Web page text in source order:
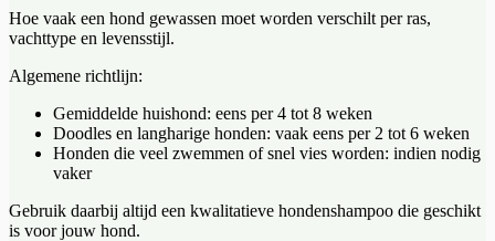
Hoe vaak een hond gewassen moet worden verschilt per ras,
vachttype en levensstijl.
Algemene richtlijn:
Gemiddelde huishond: eens per 4 tot 8 weken
Doodles en langharige honden: vaak eens per 2 tot 6 weken
Honden die veel zwemmen of snel vies worden: indien nodig
vaker
Gebruik daarbij altijd een kwalitatieve hondenshampoo die geschikt
is voor jouw hond.